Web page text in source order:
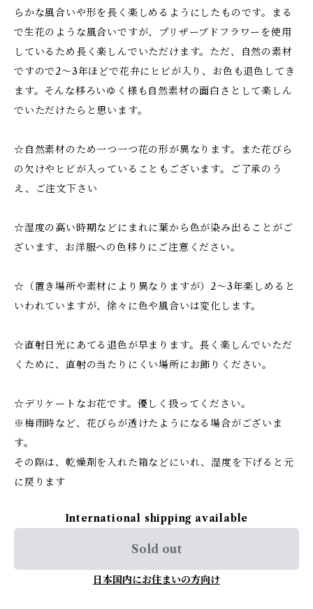
らかな風合いや形を長く楽しめるようにしたものです。まる
で生花のような風合いですが、プリザーブドフラワーを使用
しているため長く楽しんでいただけます。ただ、自然の素材
ですので2～3年ほどで花弁にヒビが入り、お色も退色してき
ます。そんな移ろいゆく様も自然素材の面白さとして楽しん
でいただけたらと思います。
☆自然素材のため一つ一つ花の形が異なります。また花びら
の欠けやヒビが入っていることもございます。ご了承のう
え、ご注文下さい
☆湿度の高い時期などにまれに葉から色が染み出ることがご
ざいます、お洋服への色移りにご注意ください。
☆（置き場所や素材により異なりますが）2～3年楽しめると
いわれていますが、徐々に色や風合いは変化します。
☆直射日光にあてる退色が早まります。長く楽しんでいただ
くために、直射の当たりにくい場所にお飾りください。
☆デリケートなお花です。優しく扱ってください。
※梅雨時など、花びらが透けたようになる場合がございま
す。
その際は、乾燥剤を入れた箱などにいれ、湿度を下げると元
に戻ります
International shipping available
Sold out
日本国内にお住まいの方向け